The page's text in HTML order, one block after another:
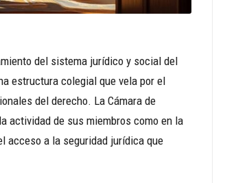
del sistema jurídico y social del
estructura colegial que vela por el
del derecho. La Cámara de
actividad de sus miembros como en la
acceso a la seguridad jurídica que